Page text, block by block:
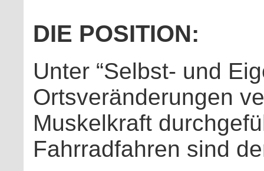
DIE POSITION:
Unter “Selbst- und
Ortsveränderungen
Muskelkraft
Fahrradfahren sind